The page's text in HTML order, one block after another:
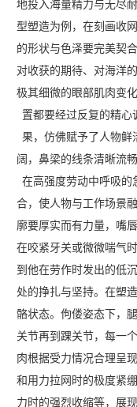
地投入海量精力与无尽
型塑造为例，在刻画收
的形状与色泽要完美契
对收获的期待、对海洋
极其细微的眼部肌肉变
置都要经过反复的精
果，仿佛赋予了人物鲜
阔，鼻梁的线条清晰流
在高强度劳动中呼吸的
合，使人物与工作场景
廓要厚实而有力量，嘴
在咬紧牙关或微微喘气
到他在劳作时发出的低
处的挣扎与坚持。在塑
骼状态。佝偻姿态下，
关节再到踝关节，每一
肉根据受力情况合理呈
和用力拉网时的极度紧
力时的强烈收缩等，展